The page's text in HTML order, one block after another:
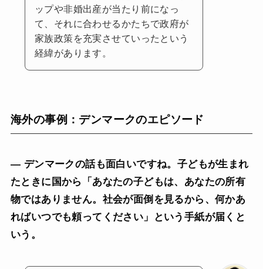
ップや非婚出産が当たり前になっ
て、それに合わせるかたちで政府が
家族政策を充実させていったという
経緯があります。
海外の事例：デンマークのエピソード
— デンマークの話も面白いですね。子どもが生まれ
たときに国から「あなたの子どもは、あなたの所有
物ではありません。社会が面倒を見るから、何かあ
ればいつでも頼ってください」という手紙が届くと
いう。